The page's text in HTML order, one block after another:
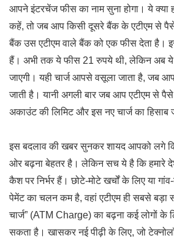
आपने इंटरचेंज फीस का नाम सुना होगा। ये क्या
कहें, तो जब आप किसी दूसरे बैंक के एटीएम से
बैंक उस एटीएम वाले बैंक को एक फीस देता है।
हैं। अभी तक ये फीस 21 रुपये थी, लेकिन अब
जाएगी। यही चार्ज आपसे वसूला जाता है, जब
जाती है। यानी अगली बार जब आप एटीएम से
अकाउंट की लिमिट और इस नए चार्ज का
इस बदलाव की खबर सुनकर शायद आपको लगे
ओर बढ़ना बेहतर है। लेकिन सच ये है कि हमारे
कैश पर निर्भर हैं। छोटे-मोटे खर्चों के लिए या
पेमेंट का चलन कम है, वहां एटीएम ही सबसे बड़ा
चार्ज” (ATM Charge) का बढ़ना कई लोगों के
सकता है। खासकर नई पीढ़ी के लिए, जो